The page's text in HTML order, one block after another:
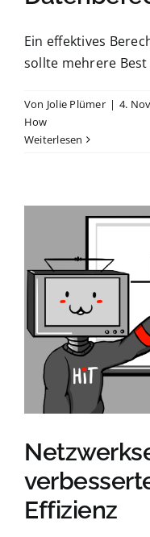
Ein effektives
sollte mehrere
Von Jolie Plümer | 4.
How
Weiterlesen
Effizienz